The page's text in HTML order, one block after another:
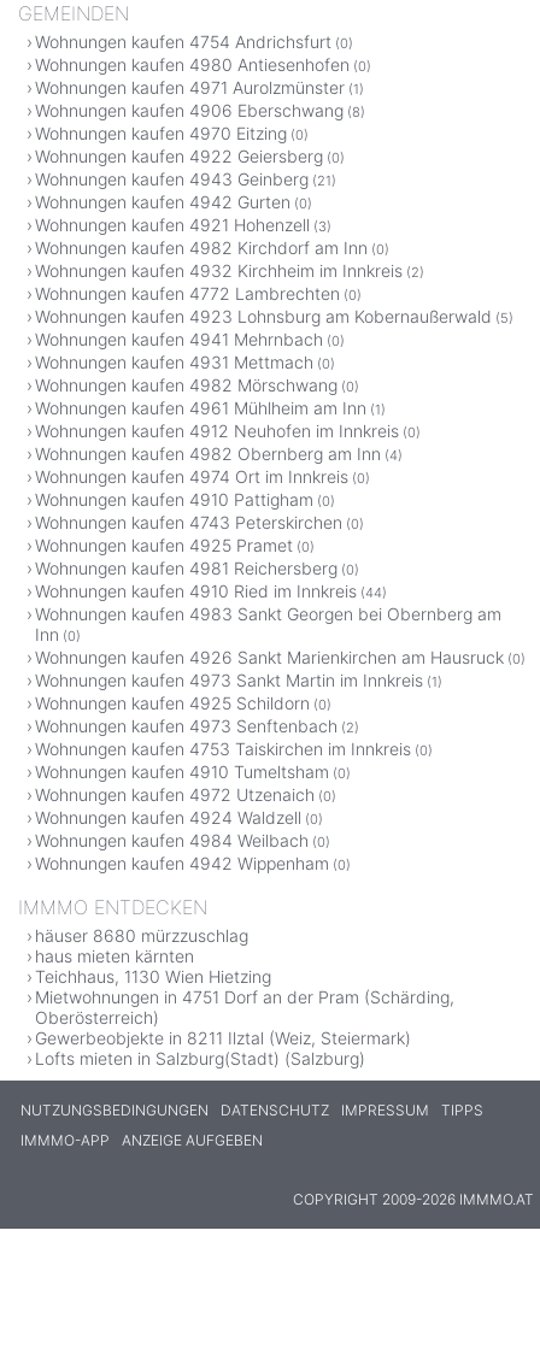
GEMEINDEN
Wohnungen kaufen 4754 Andrichsfurt (0)
Wohnungen kaufen 4980 Antiesenhofen (0)
Wohnungen kaufen 4971 Aurolzmünster (1)
Wohnungen kaufen 4906 Eberschwang (8)
Wohnungen kaufen 4970 Eitzing (0)
Wohnungen kaufen 4922 Geiersberg (0)
Wohnungen kaufen 4943 Geinberg (21)
Wohnungen kaufen 4942 Gurten (0)
Wohnungen kaufen 4921 Hohenzell (3)
Wohnungen kaufen 4982 Kirchdorf am Inn (0)
Wohnungen kaufen 4932 Kirchheim im Innkreis (2)
Wohnungen kaufen 4772 Lambrechten (0)
Wohnungen kaufen 4923 Lohnsburg am Kobernaußerwald (5)
Wohnungen kaufen 4941 Mehrnbach (0)
Wohnungen kaufen 4931 Mettmach (0)
Wohnungen kaufen 4982 Mörschwang (0)
Wohnungen kaufen 4961 Mühlheim am Inn (1)
Wohnungen kaufen 4912 Neuhofen im Innkreis (0)
Wohnungen kaufen 4982 Obernberg am Inn (4)
Wohnungen kaufen 4974 Ort im Innkreis (0)
Wohnungen kaufen 4910 Pattigham (0)
Wohnungen kaufen 4743 Peterskirchen (0)
Wohnungen kaufen 4925 Pramet (0)
Wohnungen kaufen 4981 Reichersberg (0)
Wohnungen kaufen 4910 Ried im Innkreis (44)
Wohnungen kaufen 4983 Sankt Georgen bei Obernberg am
Inn (0)
Wohnungen kaufen 4926 Sankt Marienkirchen am Hausruck (0)
Wohnungen kaufen 4973 Sankt Martin im Innkreis (1)
Wohnungen kaufen 4925 Schildorn (0)
Wohnungen kaufen 4973 Senftenbach (2)
Wohnungen kaufen 4753 Taiskirchen im Innkreis (0)
Wohnungen kaufen 4910 Tumeltsham (0)
Wohnungen kaufen 4972 Utzenaich (0)
Wohnungen kaufen 4924 Waldzell (0)
Wohnungen kaufen 4984 Weilbach (0)
Wohnungen kaufen 4942 Wippenham (0)
IMMMO ENTDECKEN
häuser 8680 mürzzuschlag
haus mieten kärnten
Teichhaus, 1130 Wien Hietzing
Mietwohnungen in 4751 Dorf an der Pram (Schärding,
Oberösterreich)
Gewerbeobjekte in 8211 Ilztal (Weiz, Steiermark)
Lofts mieten in Salzburg(Stadt) (Salzburg)
NUTZUNGSBEDINGUNGEN DATENSCHUTZ IMPRESSUM
TIPPS
IMMMO-APP
ANZEIGE AUFGEBEN
COPYRIGHT 2009-2026 IMMMO.AT